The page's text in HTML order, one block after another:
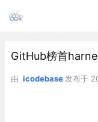
GitHub榜首
由 icodebase 发布于